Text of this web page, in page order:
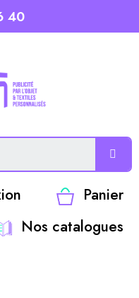
40
Panier
Nos catalogues